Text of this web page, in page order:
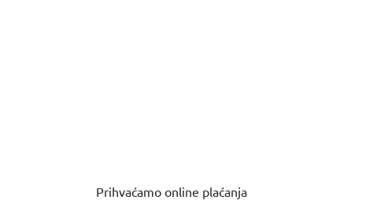
Prihvaćamo online plaćanja